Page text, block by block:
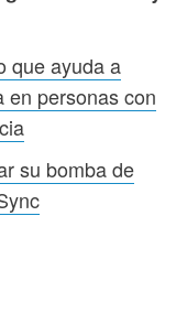
que ayuda a
en personas con
su bomba de